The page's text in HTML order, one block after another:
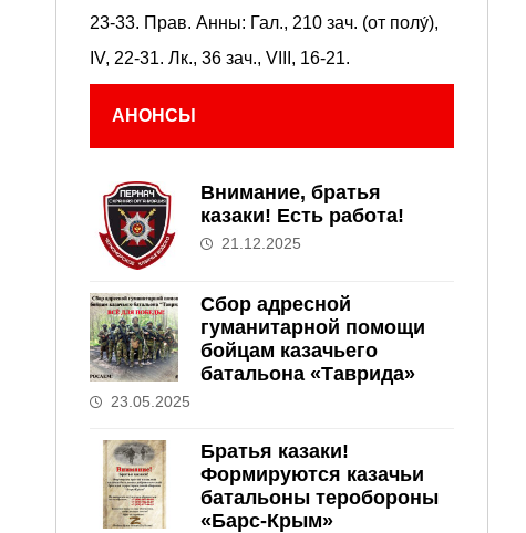
23-33. Прав. Анны: Гал., 210 зач. (от полу́),
IV, 22-31. Лк., 36 зач., VIII, 16-21.
АНОНСЫ
Внимание, братья
казаки! Есть работа!
21.12.2025
Сбор адресной
гуманитарной помощи
бойцам казачьего
батальона «Таврида»
23.05.2025
Братья казаки!
Формируются казачьи
батальоны теробороны
«Барс-Крым»